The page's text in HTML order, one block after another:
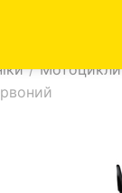
/ Мотоцикли